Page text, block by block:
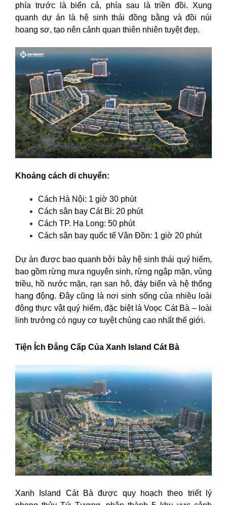
phía trước là biển cả, phía sau là triền đồi. Xung
quanh dự án là hệ sinh thái đồng bằng và đồi núi
hoang sơ, tạo nên cảnh quan thiên nhiên tuyệt đẹp.
Khoảng cách di chuyển:
Cách Hà Nội: 1 giờ 30 phút
Cách sân bay Cát Bi: 20 phút
Cách TP. Hạ Long: 50 phút
Cách sân bay quốc tế Vân Đồn: 1 giờ 20 phút
Dự án được bao quanh bởi bảy hệ sinh thái quý hiếm,
bao gồm rừng mưa nguyên sinh, rừng ngập mặn, vùng
triều, hồ nước mặn, rạn san hô, đáy biển và hệ thống
hang động. Đây cũng là nơi sinh sống của nhiều loài
động thực vật quý hiếm, đặc biệt là Voọc Cát Bà – loài
linh trưởng có nguy cơ tuyệt chủng cao nhất thế giới.
Tiện Ích Đẳng Cấp Của Xanh Island Cát Bà
Xanh Island Cát Bà được quy hoạch theo triết lý